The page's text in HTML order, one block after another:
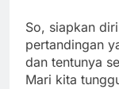
So, siapkan
pertandingan
dan tentunya
Mari kita